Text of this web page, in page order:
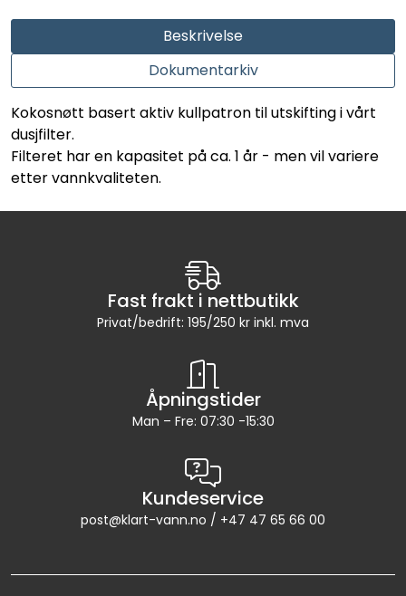
Beskrivelse
Dokumentarkiv
Kokosnøtt basert aktiv kullpatron til utskifting i vårt
dusjfilter.
Filteret har en kapasitet på ca. 1 år - men vil variere
etter vannkvaliteten.
Fast frakt i nettbutikk
Privat/bedrift: 195/250 kr inkl. mva
Åpningstider
Man – Fre: 07:30 -15:30
Kundeservice
post@klart-vann.no / +47 47 65 66 00
Om oss
Kontakt